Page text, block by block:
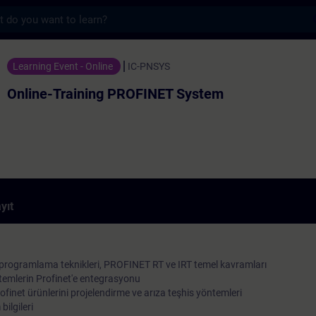
PROFINET System - Training - Training
Learning Event - Online IC-PNSYS
Online-Training PROFINET System
teknikleri, PROFINET RT ve IRT temel kavramları
Profinet'e entegrasyonu
ürünlerini projelendirme ve arıza teşhis yöntemleri
bilgileri